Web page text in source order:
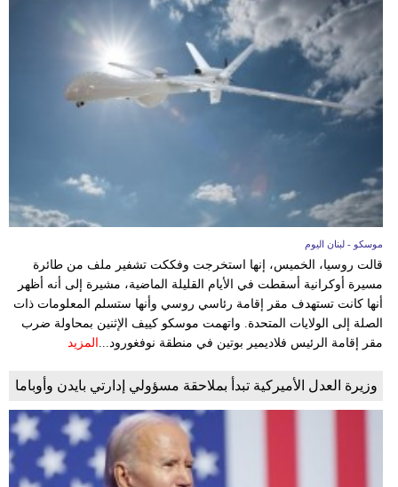
موسكو - لبنان اليوم
قالت روسيا، الخميس، إنها استخرجت وفككت تشفير ملف ‌من طائرة
مسيرة ​أوكرانية أسقطت في الأيام القليلة الماضية، مشيرة إلى أنه أظهر
أنها كانت تستهدف مقر إقامة رئاسي روسي وأنها ستسلم المعلومات ذات
الصلة ‌إلى الولايات المتحدة. واتهمت موسكو كييف الإثنين بمحاولة ضرب
⁠مقر إقامة الرئيس فلاديمير بوتين في منطقة نوفغورود... المزيد
وزيرة العدل الأميركية تبدأ بملاحقة مسؤولي إدارتي بايدن وأوباما